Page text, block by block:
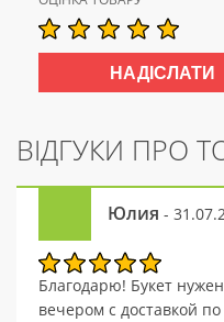
ВІДГУКИ ПРО
Юлия -
Благодарю! Букет
вечером с доставкой